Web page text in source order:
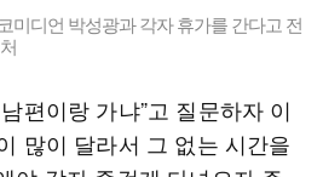
미디언 박성광과 각자 휴가를 간다고 전
편이랑 가냐”고 질문하자 이
많이 달라서 그 없는 시간을